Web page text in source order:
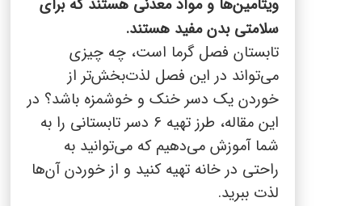
ویتامین‌ها و مواد معدنی هستند که برای
سلامتی بدن مفید هستند.
تابستان فصل گرما است، چه چیزی
می‌تواند در این فصل لذت‌بخش‌تر از
خوردن یک دسر خنک و خوشمزه باشد؟ در
این مقاله، طرز تهیه 6 دسر تابستانی را به
شما آموزش می‌دهیم که می‌توانید به
راحتی در خانه تهیه کنید و از خوردن آن‌ها
لذت ببرید.